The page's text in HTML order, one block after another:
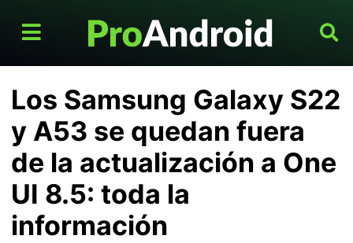
Los Samsung Galaxy S22
y A53 se quedan fuera
de la actualización a One
UI 8.5: toda la
información